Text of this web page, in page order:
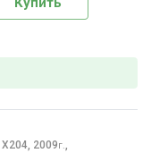
X204, 2009г.,